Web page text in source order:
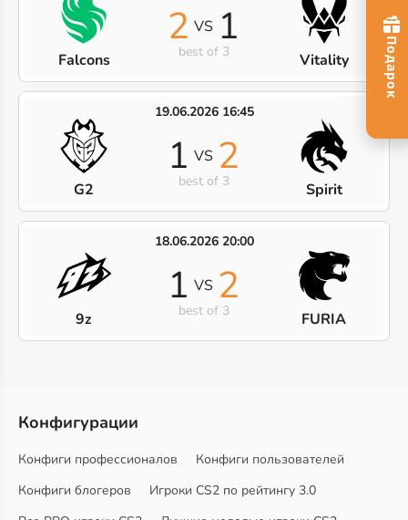
Falcons
2 VS 1
best of 3 Vitality
19.06.2026 16:45
G2
1 VS 2
best of 3 Spirit
18.06.2026 20:00
9z
1 VS 2
best of 3 FURIA
Конфигурации
Конфиги профессионалов
Конфиги пользователей
Конфиги блогеров
Игроки CS2 по рейтингу 3.0